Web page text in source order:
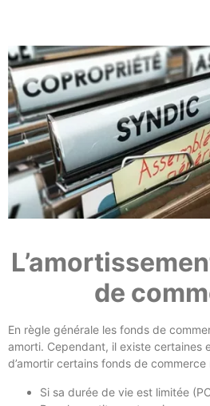
de
En règle générale les fonds de
amorti. Cependant, il existe certaines
d’amortir certains fonds de commerce
Si sa durée de vie est limitée